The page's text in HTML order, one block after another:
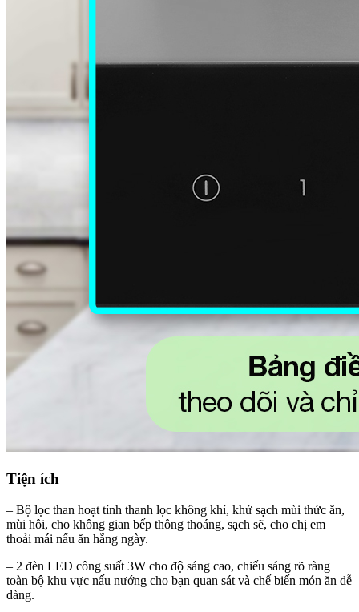
Tiện ích
– Bộ lọc than hoạt tính thanh lọc không khí, khử sạch mùi thức ăn,
mùi hôi, cho không gian bếp thông thoáng, sạch sẽ, cho chị em
thoải mái nấu ăn hằng ngày.
– 2 đèn LED công suất 3W cho độ sáng cao, chiếu sáng rõ ràng
toàn bộ khu vực nấu nướng cho bạn quan sát và chế biến món ăn dễ
dàng.